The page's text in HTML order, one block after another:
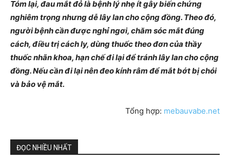
Tóm lại, đau mắt đỏ là bệnh lý nhẹ ít gây biến chứng
nghiêm trọng nhưng dễ lây lan cho cộng đồng. Theo đó,
người bệnh cần được nghỉ ngơi, chăm sóc mắt đúng
cách, điều trị cách ly, dùng thuốc theo đơn của thầy
thuốc nhãn khoa, hạn chế đi lại để tránh lây lan cho cộng
đồng. Nếu cần đi lại nên đeo kính râm để mắt bớt bị chói
và bảo vệ mắt.
Tổng hợp: mebauvabe.net
ĐỌC NHIỀU NHẤT